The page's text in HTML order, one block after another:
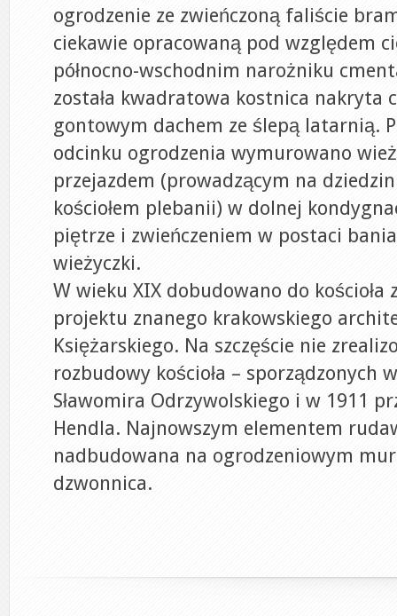
ogrodzenie ze zwieńczoną faliście
ciekawie opracowaną pod względem
północno-wschodnim narożniku
została kwadratowa kostnica nakryta
gontowym dachem ze ślepą latarnią.
odcinku ogrodzenia wymurowano
przejazdem (prowadzącym na
kościołem plebanii) w dolnej
piętrze i zwieńczeniem w postaci
wieżyczki.
W wieku XIX dobudowano do kościoła
projektu znanego krakowskiego
Księżarskiego. Na szczęście nie
rozbudowy kościoła – sporządzonych
Sławomira Odrzywolskiego i w 1911
Hendla. Najnowszym elementem
nadbudowana na ogrodzeniowym
dzwonnica.